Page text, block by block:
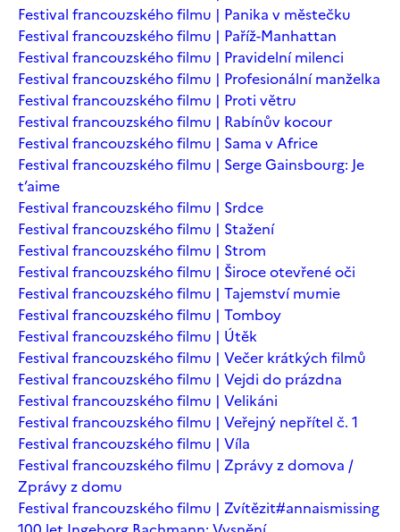
Festival francouzského filmu | Panika v městečku
Festival francouzského filmu | Paříž-Manhattan
Festival francouzského filmu | Pravidelní milenci
Festival francouzského filmu | Profesionální manželka
Festival francouzského filmu | Proti větru
Festival francouzského filmu | Rabínův kocour
Festival francouzského filmu | Sama v Africe
Festival francouzského filmu | Serge Gainsbourg: Je
t’aime
Festival francouzského filmu | Srdce
Festival francouzského filmu | Stažení
Festival francouzského filmu | Strom
Festival francouzského filmu | Široce otevřené oči
Festival francouzského filmu | Tajemství mumie
Festival francouzského filmu | Tomboy
Festival francouzského filmu | Útěk
Festival francouzského filmu | Večer krátkých filmů
Festival francouzského filmu | Vejdi do prázdna
Festival francouzského filmu | Velikáni
Festival francouzského filmu | Veřejný nepřítel č. 1
Festival francouzského filmu | Víla
Festival francouzského filmu | Zprávy z domova /
Zprávy z domu
Festival francouzského filmu | Zvítězit#annaismissing